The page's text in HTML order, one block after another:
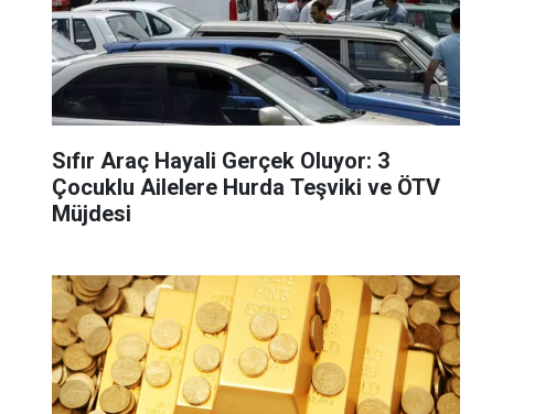
Sıfır Araç Hayali Gerçek Oluyor: 3
Çocuklu Ailelere Hurda Teşviki ve ÖTV
Müjdesi